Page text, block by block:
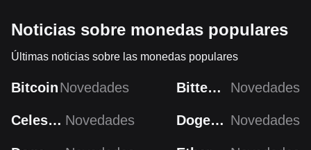
Noticias sobre monedas populares
Últimas noticias sobre las monedas populares
BitcoinNovedades Bittensor Novedades
Celestia Novedades Dogecoin Novedades